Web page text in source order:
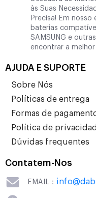
às Suas
Precisa! Em
baterias
SAMSUNG e
encontrar a
AJUDA E SUPORTE
Sobre Nós
Políticas de entrega
Formas de
Política de
Dúvidas frequentes
Contatem-Nos
EMAIL：